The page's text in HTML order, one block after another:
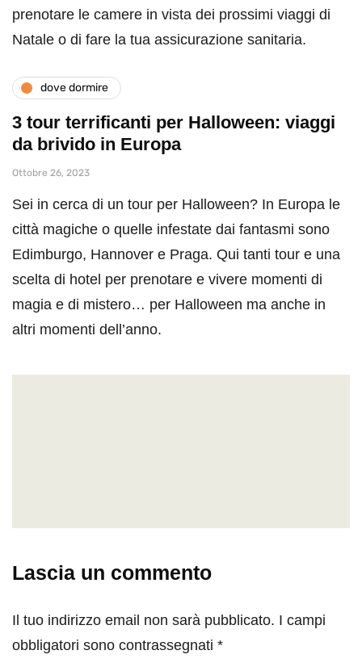
prenotare le camere in vista dei prossimi viaggi di
Natale o di fare la tua assicurazione sanitaria.
dove dormire
3 tour terrificanti per Halloween: viaggi
da brivido in Europa
Ottobre 26, 2023
Sei in cerca di un tour per Halloween? In Europa le
città magiche o quelle infestate dai fantasmi sono
Edimburgo, Hannover e Praga. Qui tanti tour e una
scelta di hotel per prenotare e vivere momenti di
magia e di mistero… per Halloween ma anche in
altri momenti dell’anno.
Lascia un commento
Il tuo indirizzo email non sarà pubblicato. I campi
obbligatori sono contrassegnati *